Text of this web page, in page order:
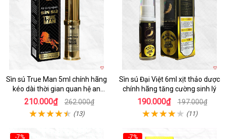
Sìn sú True Man 5ml chính hãng
kéo dài thời gian quan hệ an
toàn
210.000₫ 262.000₫
(13)
Sìn sú Đại Việt 6ml xịt thảo dược
chính hãng tăng cường sinh lý
190.000₫ 197.000₫
(11)
-7%
-7%